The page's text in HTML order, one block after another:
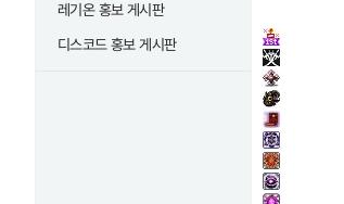
레기온 홍보 게시판
디스코드 홍보 게시판